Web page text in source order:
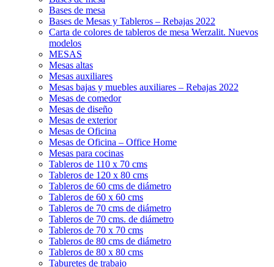
Bases de mesa
Bases de Mesas y Tableros – Rebajas 2022
Carta de colores de tableros de mesa Werzalit. Nuevos
modelos
MESAS
Mesas altas
Mesas auxiliares
Mesas bajas y muebles auxiliares – Rebajas 2022
Mesas de comedor
Mesas de diseño
Mesas de exterior
Mesas de Oficina
Mesas de Oficina – Office Home
Mesas para cocinas
Tableros de 110 x 70 cms
Tableros de 120 x 80 cms
Tableros de 60 cms de diámetro
Tableros de 60 x 60 cms
Tableros de 70 cms de diámetro
Tableros de 70 cms. de diámetro
Tableros de 70 x 70 cms
Tableros de 80 cms de diámetro
Tableros de 80 x 80 cms
Taburetes de trabajo